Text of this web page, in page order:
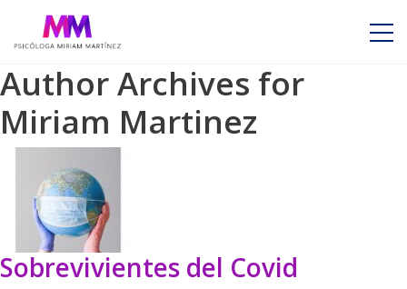
Author Archives for
Miriam Martinez
Sobrevivientes del Covid